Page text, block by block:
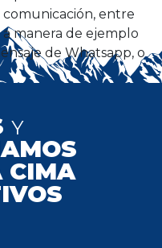
entre
manera de ejemplo
de Whatsapp, o
Y
CIMA